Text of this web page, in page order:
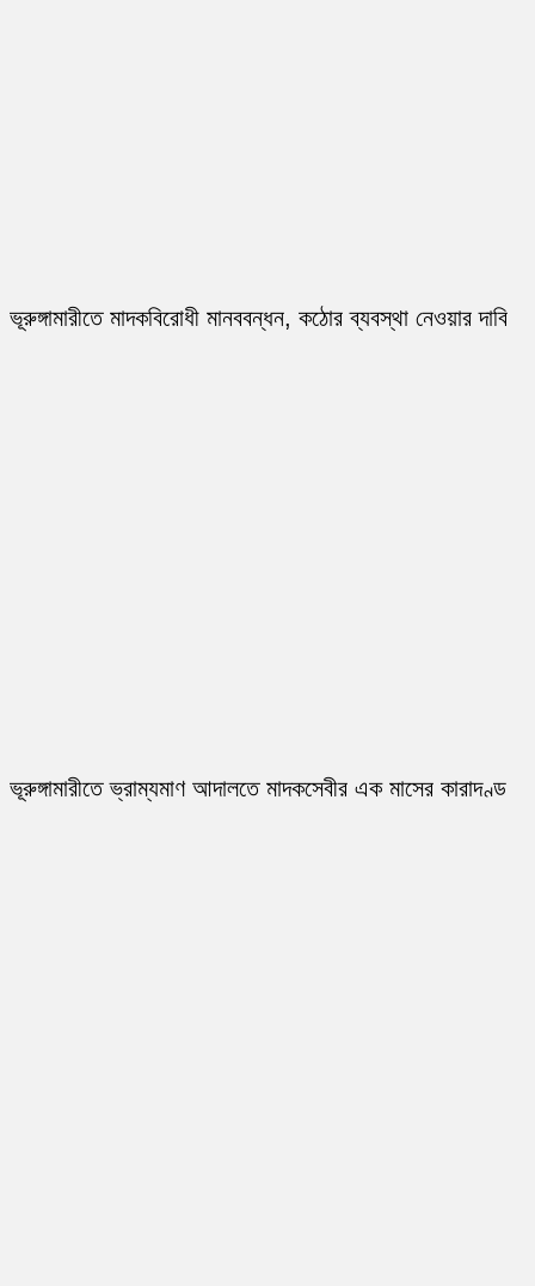
ভূরুঙ্গামারীতে মাদকবিরোধী মানববন্ধন, কঠোর ব্যবস্থা নেওয়ার দাবি
ভূরুঙ্গামারীতে ভ্রাম্যমাণ আদালতে মাদকসেবীর এক মাসের কারাদণ্ড